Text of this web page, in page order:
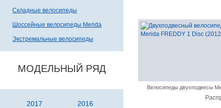
Складные велосипеды
Шоссейные велосипеды Merida
Экстремальные велосипеды
МОДЕЛЬНЫЙ РЯД
2017
2016
Велосипеды двухподвесы